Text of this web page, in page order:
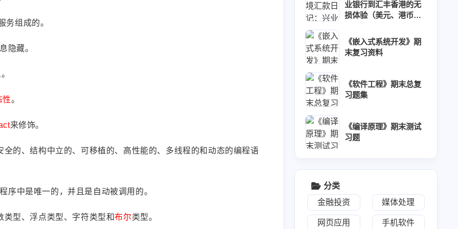
务组成的。
隐藏。
性。
来修饰。
全的、结构中立的、可移植的、高性能的、多线程的和动态的编程语
序中是唯一的，并且是自动被调用的。
类型、浮点类型、字符类型和布尔类型。
业银行到汇丰香港的无
损体验（美元、港币、
《嵌入式系统开发》期
末复习资料
《软件工程》期末总复
习题集
《编译原理》期末测试
习题
分类
金融投资
媒体处理
网页应用 手机软件